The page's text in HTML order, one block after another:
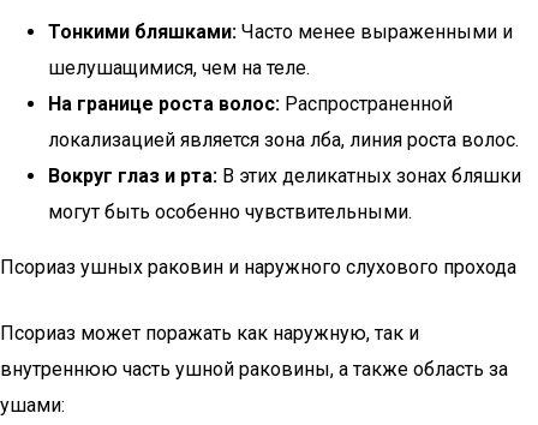
Тонкими бляшками: Часто менее выраженными и
шелушащимися, чем на теле.
На границе роста волос: Распространенной
локализацией является зона лба, линия роста волос.
Вокруг глаз и рта: В этих деликатных зонах бляшки
могут быть особенно чувствительными.
Псориаз ушных раковин и наружного слухового прохода
Псориаз может поражать как наружную, так и
внутреннюю часть ушной раковины, а также область за
ушами: